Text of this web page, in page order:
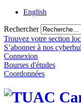
English
Rechercher
Trouvez votre section
S’abonner à nos
Connexion
Bourses d'études
Coordonnées